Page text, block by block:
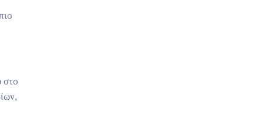
στο